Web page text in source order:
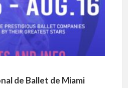
de Ballet de Miami